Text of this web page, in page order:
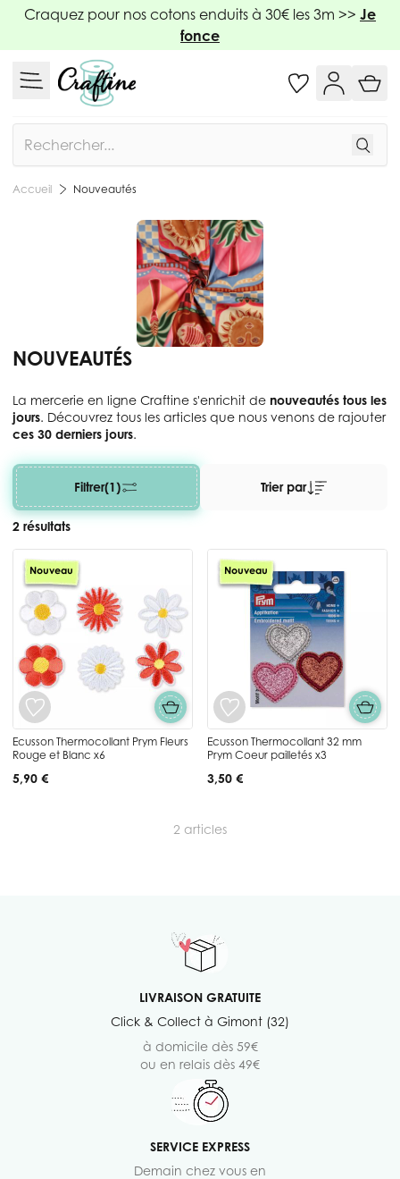
Allez au contenu
Craquez pour nos cotons enduits à 30€ les 3m >> Je
fonce
Accueil Nouveautés
NOUVEAUTÉS
La mercerie en ligne Craftine s'enrichit de nouveautés tous les
jours. Découvrez tous les articles que nous venons de rajouter
ces 30 derniers jours.
Filtrer(1)
2 résultats
Trier par
Nouveau
Ecusson Thermocollant Prym Fleurs
Rouge et Blanc x6
5,90 €
Nouveau
Ecusson Thermocollant 32 mm
Prym Coeur pailletés x3
3,50 €
2 articles
LIVRAISON GRATUITE
Click & Collect à Gimont (32)
à domicile dès 59€
ou en relais dès 49€
SERVICE EXPRESS
Demain chez vous en